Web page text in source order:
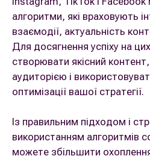
алгоритми, які враховують
взаємодії, актуальність
Для досягнення успіху на
створювати якісний
аудиторією і
оптимізації вашої стратегії.
Із правильним підходом і
використанням алгоритмів
можете збільшити